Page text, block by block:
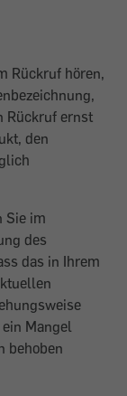
Rückruf hören,
Rückruf ernst
den
Sie im
des
das in Ihrem
Mangel
behoben